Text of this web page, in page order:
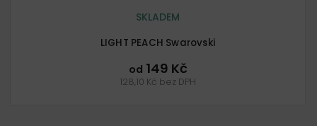
LIGHT PEACH Swarovski
SKLADEM
od 149 Kč
128,10 Kč bez DPH